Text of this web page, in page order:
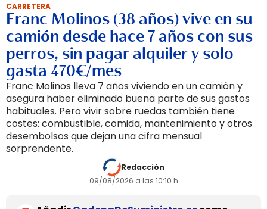
CARRETERA
Franc Molinos (38 años) vive en su
camión desde hace 7 años con sus
perros, sin pagar alquiler y solo
gasta 470€/mes
Franc Molinos lleva 7 años viviendo en un camión y
asegura haber eliminado buena parte de sus gastos
habituales. Pero vivir sobre ruedas también tiene
costes: combustible, comida, mantenimiento y otros
desembolsos que dejan una cifra mensual
sorprendente.
Redacción
09/08/2026 a las 10:10 h